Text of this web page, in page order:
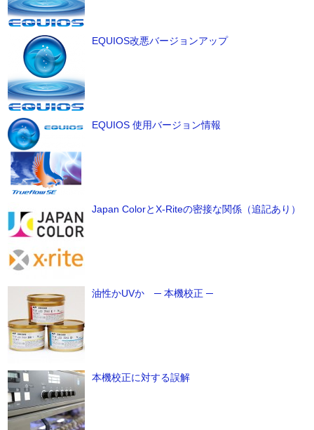
EQUIOS改悪バージョンアップ
EQUIOS 使用バージョン情報
Japan ColorとX-Riteの密接な関係（追記あり）
油性かUVか ─ 本機校正 ─
本機校正に対する誤解